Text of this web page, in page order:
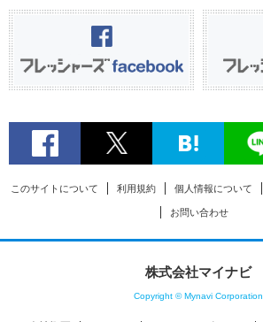
このサイトについて 利用規約 個人情報について
お問い合わせ
株式会社マイナビ
Copyright © Mynavi Corporation